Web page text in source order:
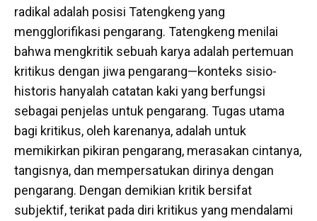
radikal adalah posisi Tatengkeng yang
mengglorifikasi pengarang. Tatengkeng menilai
bahwa mengkritik sebuah karya adalah pertemuan
kritikus dengan jiwa pengarang—konteks sisio-
historis hanyalah catatan kaki yang berfungsi
sebagai penjelas untuk pengarang. Tugas utama
bagi kritikus, oleh karenanya, adalah untuk
memikirkan pikiran pengarang, merasakan cintanya,
tangisnya, dan mempersatukan dirinya dengan
pengarang. Dengan demikian kritik bersifat
subjektif, terikat pada diri kritikus yang mendalami